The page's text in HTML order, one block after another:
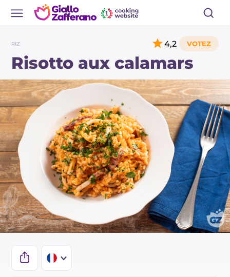
RIZ
Risotto aux calamars
4,2